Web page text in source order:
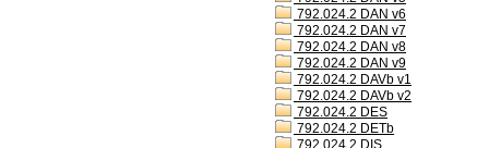
792.024.2 DAN v6
792.024.2 DAN v7
792.024.2 DAN v8
792.024.2 DAN v9
792.024.2 DAVb v1
792.024.2 DAVb v2
792.024.2 DES
792.024.2 DETb
792.024.2 DIS